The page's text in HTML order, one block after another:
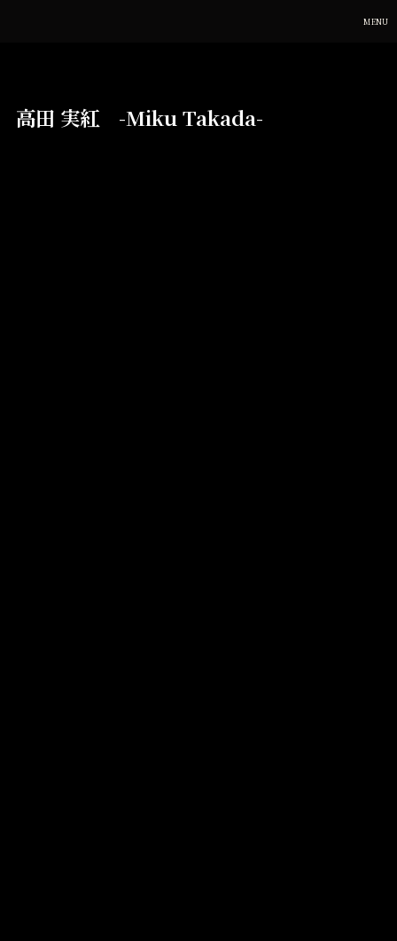
MENU
高田 実紅 -Miku Takada-